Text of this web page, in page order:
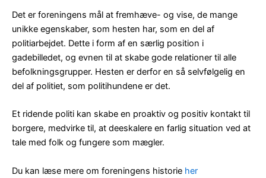
Det er foreningens mål at fremhæve- og vise, de mange
unikke egenskaber, som hesten har, som en del af
politiarbejdet. Dette i form af en særlig position i
gadebilledet, og evnen til at skabe gode relationer til alle
befolkningsgrupper. Hesten er derfor en så selvfølgelig en
del af politiet, som politihundene er det.
Et ridende politi kan skabe en proaktiv og positiv kontakt til
borgere, medvirke til, at deeskalere en farlig situation ved at
tale med folk og fungere som mægler.
Du kan læse mere om foreningens historie her